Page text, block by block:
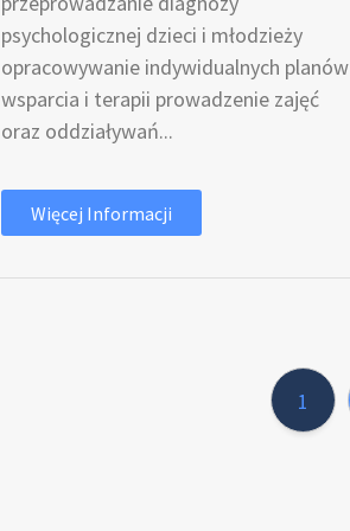
psychologicznej dzieci i młodzieży
opracowywanie indywidualnych planów
wsparcia i terapii prowadzenie zajęć
oraz oddziaływań...
Więcej Informacji
1